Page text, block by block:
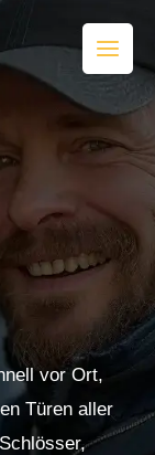
vor Ort,
Türen aller